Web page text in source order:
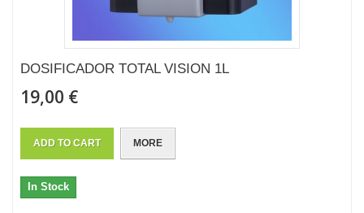
DOSIFICADOR TOTAL VISION 1L
19,00 €
ADD TO CART MORE
In Stock